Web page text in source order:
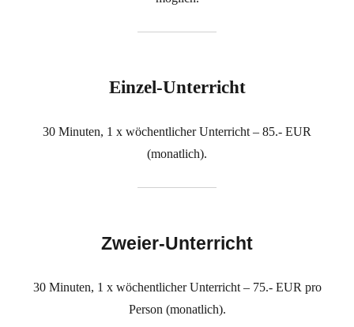
Einzel-Unterricht
30 Minuten, 1 x wöchentlicher Unterricht – 85.- EUR
(monatlich).
Zweier-Unterricht
30 Minuten, 1 x wöchentlicher Unterricht – 75.- EUR pro
Person (monatlich).